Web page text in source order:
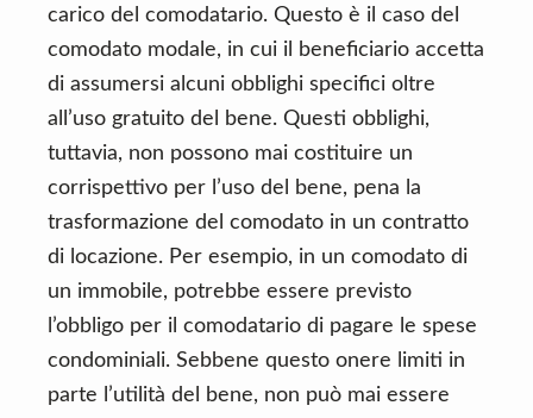
carico del comodatario. Questo è il caso del
comodato modale, in cui il beneficiario accetta
di assumersi alcuni obblighi specifici oltre
all’uso gratuito del bene. Questi obblighi,
tuttavia, non possono mai costituire un
corrispettivo per l’uso del bene, pena la
trasformazione del comodato in un contratto
di locazione. Per esempio, in un comodato di
un immobile, potrebbe essere previsto
l’obbligo per il comodatario di pagare le spese
condominiali. Sebbene questo onere limiti in
parte l’utilità del bene, non può mai essere